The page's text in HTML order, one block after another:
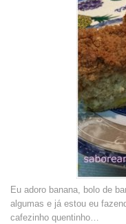
Eu adoro banana, bolo de
algumas e já estou eu
cafezinho quentinho…